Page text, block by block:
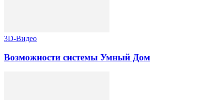
3D-Видео
Возможности системы Умный Дом